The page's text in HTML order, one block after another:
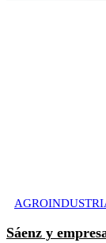
Sáenz y